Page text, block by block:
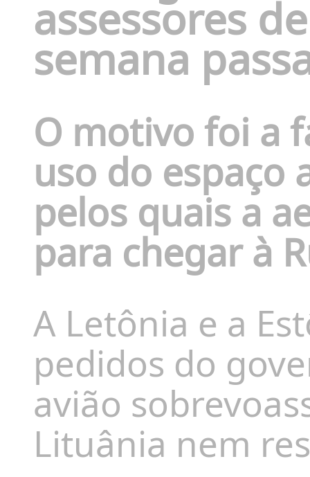
assessores
semana
O motivo foi a
uso do espaço
pelos quais a
para chegar à
A Letônia e a
pedidos do
avião
Lituânia nem